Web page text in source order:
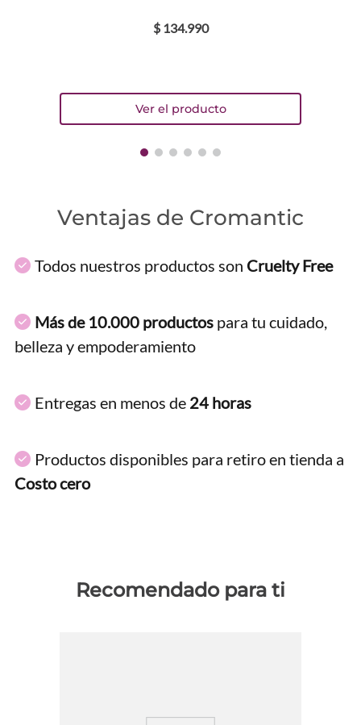
$ 134.990
Ventajas de Cromantic
Todos nuestros productos son Cruelty Free
Más de 10.000 productos para tu cuidado,
belleza y empoderamiento
Entregas en menos de 24 horas
Productos disponibles para retiro en tienda a
Costo cero
Recomendado para ti